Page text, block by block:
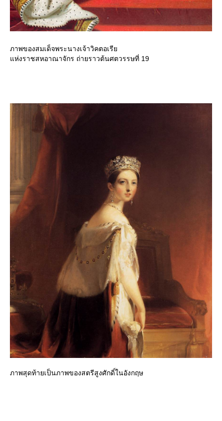
ภาพของสมเด็จพระนางเจ้าวิคตอเรี
ห่งราชสหอาณาจักร ถ่ายราวต้นศตวรรษที่ 19
ภาพสุดท้ายเป็นภาพของสตรีสูงศักดิ์ในอังกฤษ